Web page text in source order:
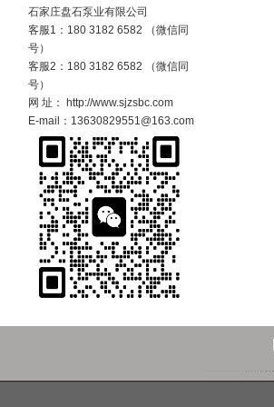
石家庄盘石泵业有限公司
客服1：180 3182 6582 （微信同
号）
客服2：180 3182 6582 （微信同
号）
网 址： http://www.sjzsbc.com
E-mail：13630829551@163.com